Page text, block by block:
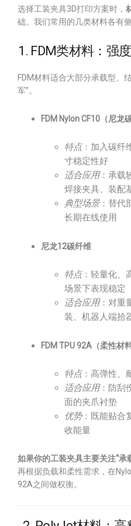
选择工装夹具3D打印方案时，
础。我们常用的几类材料各有侧
1. FDM类材料：强
FDM材料适合大部分承载型、
军”。
FDM Nylon CF10（尼龙
特点：加入碳纤
寸稳定性好
适合应用：承载
焊接夹具、装配
典型场景：替代
长期在线使用
尼龙12碳纤维
特点：轻量化、
场景下表现稳定
适合应用：对重
装、机器人端拾
FDM TPU 92A（柔性材料
特点：高弹性、
适合应用：防刮
面的夹爪衬垫
优势：既能贴合
收能量
如果你的工装夹具主要关注“承
再根据负载和柔性需求，在
92A之间做权衡。